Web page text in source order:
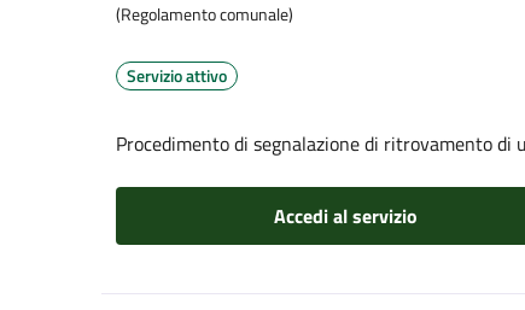
(Regolamento comunale)
Servizio attivo
Procedimento di segnalazione di ritrovamento di
Accedi al servizio